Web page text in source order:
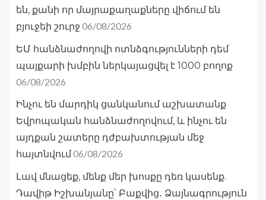
են, քանի որ մայրաքաղաքները վիճում են
բյուջեի շուրջ 06/08/2026
ԵՄ հանձնաժողովի ոտնձգությունների դեմ
պայքարի խմբին ներկայացվել է 1000 բողոք
06/08/2026
Ինչու են մարդիկ ցանկանում աշխատանք
Եվրոպական հանձնաժողովում, և ինչու են
այդքան շատերը դժբախտության մեջ
հայտնվում06/08/2026
Լավ մնացեք, մենք մեր խոսքը դեռ կասենք.
Դավիթ Իշխանյանը՝ Բաքվից․ Ձայնագրություն